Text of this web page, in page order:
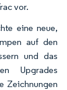
vor.
eine neue,
auf den
und das
Upgrades
Zeichnungen